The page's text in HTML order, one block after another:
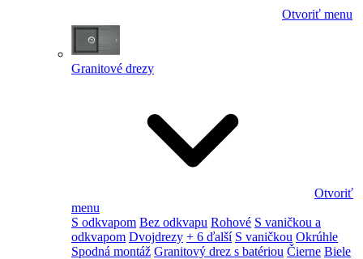
Otvoriť menu
Granitové drezy
Otvoriť
menu
S odkvapom Bez odkvapu Rohové S vaničkou a
odkvapom Dvojdrezy + 6 ďalší S vaničkou Okrúhle
Spodná montáž Granitový drez s batériou Čierne Biele